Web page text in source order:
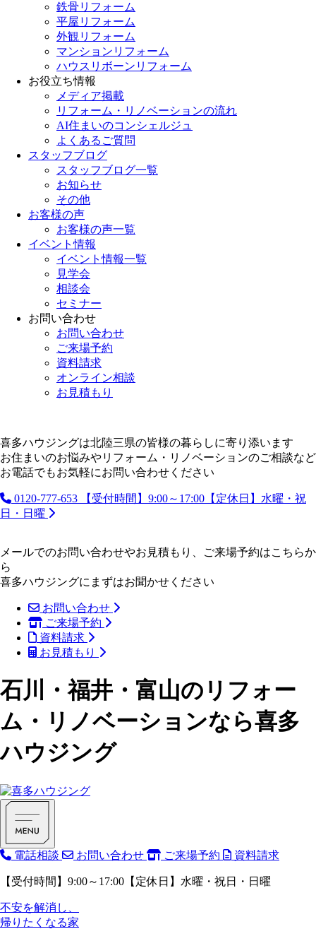
鉄骨リフォーム
平屋リフォーム
外観リフォーム
マンションリフォーム
ハウスリボーンリフォーム
お役立ち情報
メディア掲載
リフォーム・リノベーションの流れ
AI住まいのコンシェルジュ
よくあるご質問
スタッフブログ
スタッフブログ一覧
お知らせ
その他
お客様の声
お客様の声一覧
イベント情報
イベント情報一覧
見学会
相談会
セミナー
お問い合わせ
お問い合わせ
ご来場予約
資料請求
オンライン相談
お見積もり
喜多ハウジングは北陸三県の皆様の暮らしに寄り添います
お住まいのお悩みやリフォーム・リノベーションのご相談など
お電話でもお気軽にお問い合わせください
0120-777-653
【受付時間】9:00～17:00【定休日】水曜・祝
日・日曜
メールでのお問い合わせやお見積もり、ご来場予約はこちらか
ら
喜多ハウジングにまずはお聞かせください
お問い合わせ
ご来場予約
資料請求
お見積もり
石川・福井・富山のリフォー
ム・リノベーションなら喜多
ハウジング
電話相談 お問い合わせ ご来場予約 資料請求
【受付時間】9:00～17:00【定休日】水曜・祝日・日曜
不安を解消し、
帰りたくなる家